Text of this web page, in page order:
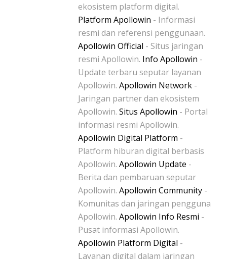
ekosistem platform digital.
Platform Apollowin - Informasi
resmi dan referensi penggunaan.
Apollowin Official - Situs jaringan
resmi Apollowin. Info Apollowin -
Update terbaru seputar layanan
Apollowin. Apollowin Network -
Jaringan partner dan ekosistem
Apollowin. Situs Apollowin - Portal
informasi resmi Apollowin.
Apollowin Digital Platform -
Platform hiburan digital berbasis
Apollowin. Apollowin Update -
Berita dan pembaruan seputar
Apollowin. Apollowin Community -
Komunitas dan jaringan pengguna
Apollowin. Apollowin Info Resmi -
Pusat informasi Apollowin.
Apollowin Platform Digital -
Layanan digital dalam jaringan